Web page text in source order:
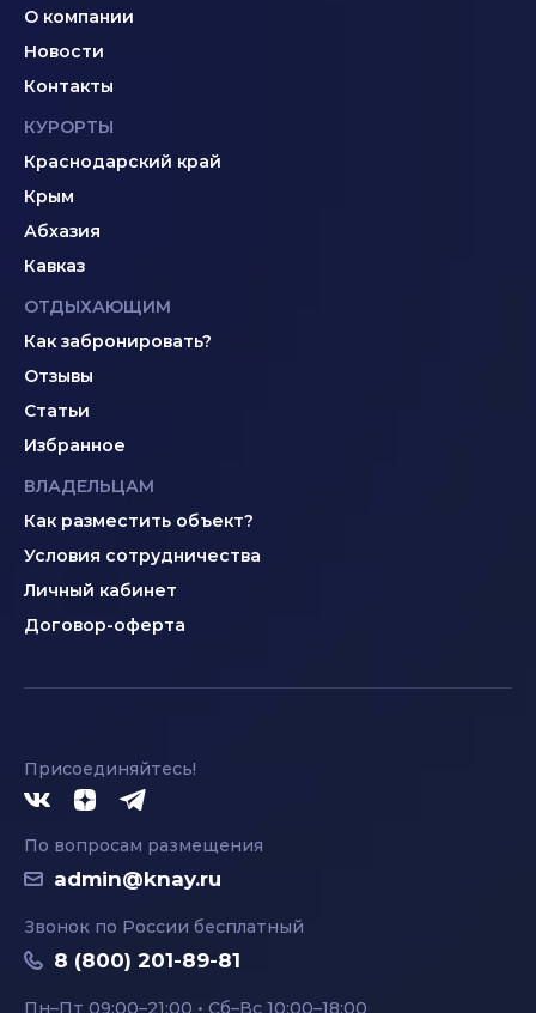
О компании
Новости
Контакты
КУРОРТЫ
Краснодарский край
Крым
Абхазия
Кавказ
ОТДЫХАЮЩИМ
Как забронировать?
Отзывы
Статьи
Избранное
ВЛАДЕЛЬЦАМ
Как разместить объект?
Условия сотрудничества
Личный кабинет
Договор-оферта
Присоединяйтесь!
По вопросам размещения
admin@knay.ru
Звонок по России бесплатный
8 (800) 201-89-81
Пн–Пт 09:00–21:00 • Сб–Вс 10:00–18:00